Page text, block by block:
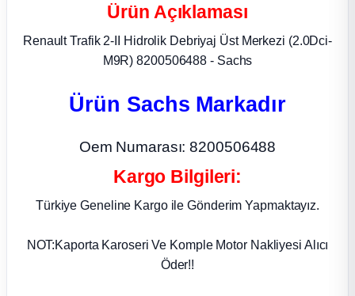
Parça
Parça
Ürün Açıklaması
Renault Trafik 2-II Hidrolik Debriyaj Üst Merkezi (2.0Dci-
M9R) 8200506488 - Sachs
Ürün Sachs Markadır
Oem Numarası: 8200506488
Kargo Bilgileri:
Türkiye Geneline Kargo ile Gönderim Yapmaktayız.
NOT:Kaporta Karoseri Ve Komple Motor Nakliyesi Alıcı
Öder!!